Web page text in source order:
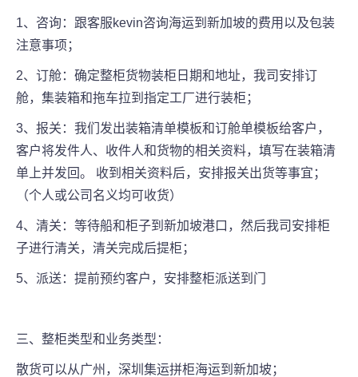
1、咨询：跟客服kevin咨询海运到新加坡的费用以及包装
注意事项；
2、订舱：确定整柜货物装柜日期和地址，我司安排订
舱，集装箱和拖车拉到指定工厂进行装柜；
3、报关：我们发出装箱清单模板和订舱单模板给客户，
客户将发件人、收件人和货物的相关资料，填写在装箱清
单上并发回。 收到相关资料后，安排报关出货等事宜；
（个人或公司名义均可收货）
4、清关：等待船和柜子到新加坡港口，然后我司安排柜
子进行清关，清关完成后提柜；
5、派送：提前预约客户，安排整柜派送到门
三、整柜类型和业务类型：
散货可以从广州，深圳集运拼柜海运到新加坡；